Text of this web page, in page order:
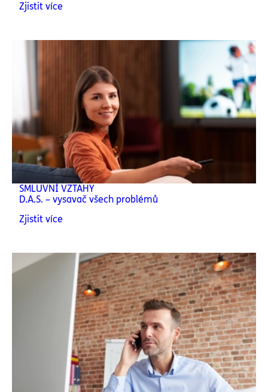
Zjistit více
SMLUVNÍ VZTAHY
D.A.S. – vysavač všech problémů
Zjistit více